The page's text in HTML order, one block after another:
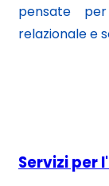
pensate
relazionale e
Servizi per